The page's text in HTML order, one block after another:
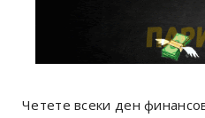
Четете всеки ден